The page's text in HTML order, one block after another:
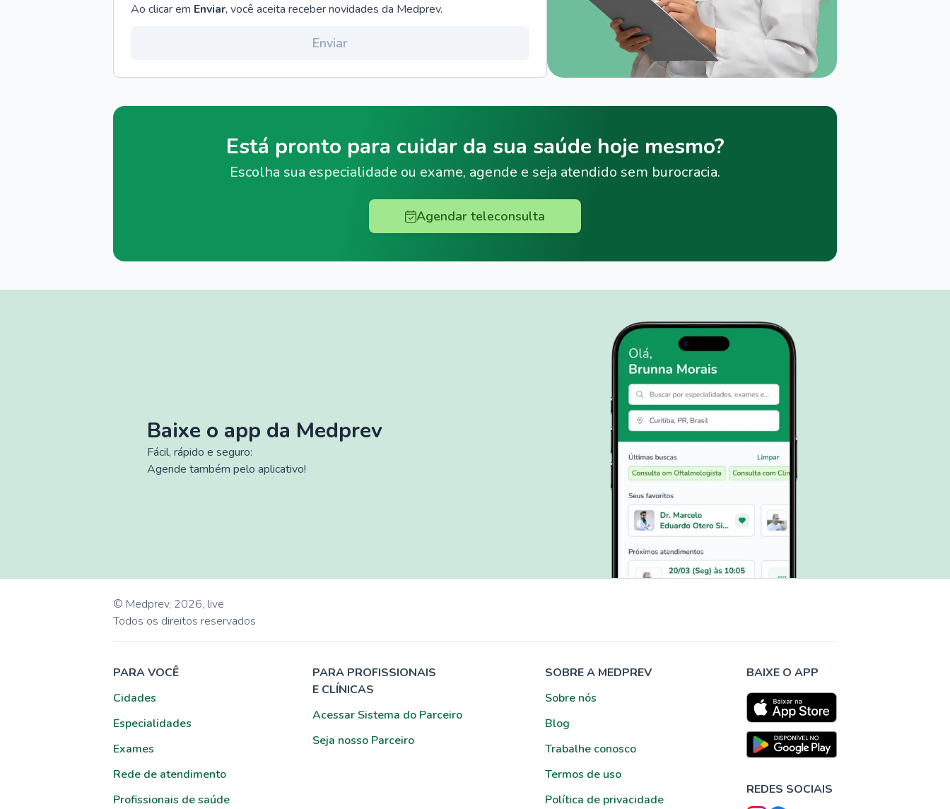
Ao clicar em Enviar, você aceita receber novidades da Medprev.
Enviar
Está pronto para cuidar da sua saúde hoje mesmo?
Escolha sua especialidade ou exame, agende e seja atendido sem burocracia.
Agendar teleconsulta
Baixe o app da Medprev
Fácil, rápido e seguro:
Agende também pelo aplicativo!
© Medprev, 2026, live
Todos os direitos reservados
PARA VOCÊ
Cidades
Especialidades
Exames
Rede de atendimento
Profissionais de saúde
PARA PROFISSIONAIS
E CLÍNICAS
Acessar Sistema do Parceiro
Seja nosso Parceiro
SOBRE A MEDPREV
Sobre nós
Blog
Trabalhe conosco
Termos de uso
Política de privacidade
BAIXE O APP
REDES SOCIAIS